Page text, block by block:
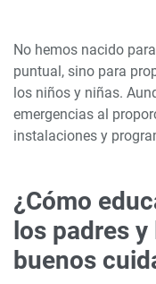
No hemos nacido
puntual, sino para
los niños y niñas.
emergencias al
instalaciones y
¿Cómo
los padres
buenos